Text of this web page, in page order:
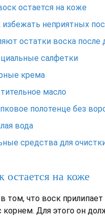
остается на коже
избежать неприятных
остатки воска после
салфетки
крема
масло
полотенце без
вода
средства для
остается на коже
том, что воск
Для этого он